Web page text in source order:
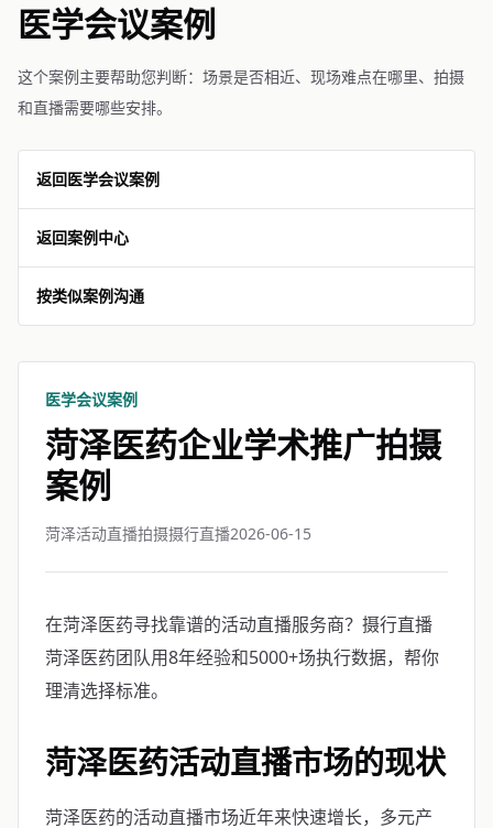
医学会议案例
这个案例主要帮助您判断：场景是否相近、现场难点在哪里、拍摄
和直播需要哪些安排。
返回医学会议案例
返回案例中心
按类似案例沟通
医学会议案例
菏泽医药企业学术推广拍摄
案例
菏泽活动直播拍摄摄行直播2026-06-15
在菏泽医药寻找靠谱的活动直播服务商？摄行直播
菏泽医药团队用8年经验和5000+场执行数据，帮你
理清选择标准。
菏泽医药活动直播市场的现状
菏泽医药的活动直播市场近年来快速增长，多元产